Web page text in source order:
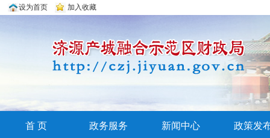
设为首页 加入收藏
首 页 政务服务 新闻中心 政策发